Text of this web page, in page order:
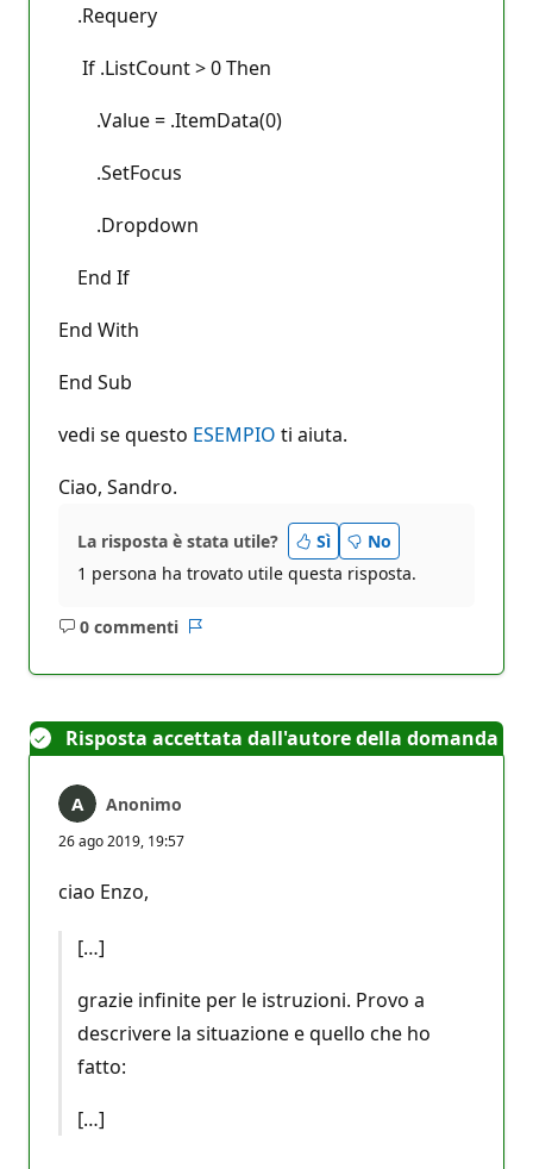
.Requery
If .ListCount > 0 Then
.Value = .ItemData(0)
.SetFocus
.Dropdown
End If
End With
End Sub
vedi se questo ESEMPIO ti aiuta.
Ciao, Sandro.
La risposta è stata utile? Sì
No
1 persona ha trovato utile questa risposta.
0 commenti
Nessun
Risposta accettata dall'autore della domanda
Anonimo
26 ago 2019, 19:57
ciao Enzo,
[…]
grazie infinite per le istruzioni. Provo a
descrivere la situazione e quello che ho
fatto:
[…]